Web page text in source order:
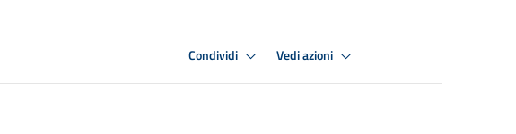
Condividi Vedi azioni